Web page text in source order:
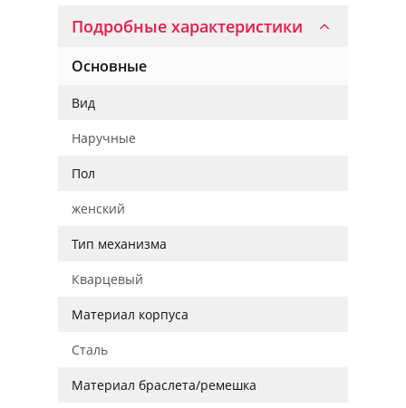
Подробные характеристики
Основные
Вид
Наручные
Пол
женский
Тип механизма
Кварцевый
Материал корпуса
Сталь
Материал браслета/ремешка